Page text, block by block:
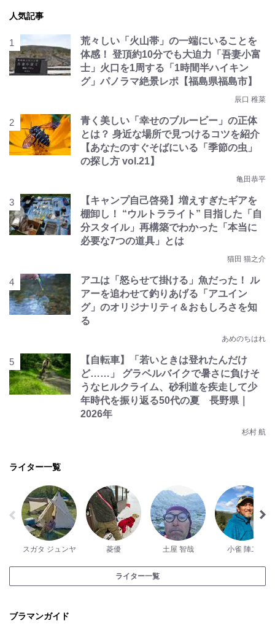
人気記事
荒々しい「火山帯」の一端にいることを
体感！ 登頂約10分でも大迫力「吾妻小富
士」火口を1周する「1時間半ハイキン
グ」パノラマ絶景レポ【福島県福島市】
辰口 稚菜
青く美しい「幸せのブルービー」の正体
とは？ 身近な場所で見つけるコツを紹介
【あなたのすぐそばにいる「季節の虫」
の探し方 vol.21】
亀田恭平
【キャンプ自己啓発】増えすぎたギアを
棚卸し！ “ウルトラライト” 目指した「自
分スタイル」再構築でわかった「本当に
必要な7つの道具」とは
猫田 猫之介
アユは「怒らせて掛ける」魚だった！ ル
アーを追わせて釣りあげる「アユイン
グ」のオリジナリティ＆おもしろさを知
る
あめのちはれ
【自転車】「若いときは登れたんだけ
ど……」 グラベルバイクで暑さに負けそ
うなヒルクライム、砂利道を疾走して少
年時代を振り返る50代の夏 長野県｜
2026年
杉村 航
ライター一覧
スガタ ジュンヤ 菱優 土屋 智哉 小雀 陣二
ライター一覧
ブラマンガイド